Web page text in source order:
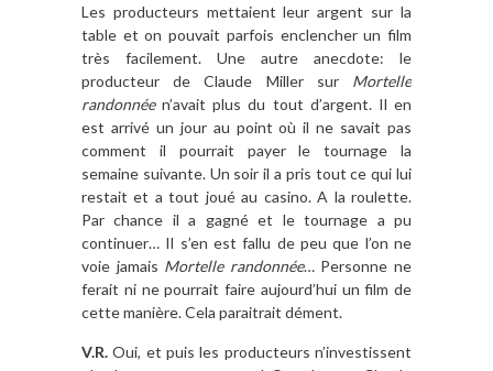
Les producteurs mettaient leur argent sur la
table et on pouvait parfois enclencher un film
très facilement. Une autre anecdote: le
producteur de Claude Miller sur Mortelle
randonnéen’avait plus du tout d’argent. Il en
est arrivé un jour au point où il ne savait pas
comment il pourrait payer le tournage la
semaine suivante. Un soir il a pris tout ce qui lui
restait et a tout joué au casino. A la roulette.
Par chance il a gagné et le tournage a pu
continuer… Il s’en est fallu de peu que l’on ne
voie jamais Mortelle randonnée… Personne ne
ferait ni ne pourrait faire aujourd’hui un film de
cette manière. Cela paraitrait dément.
V.R.Oui, et puis les producteurs n’investissent